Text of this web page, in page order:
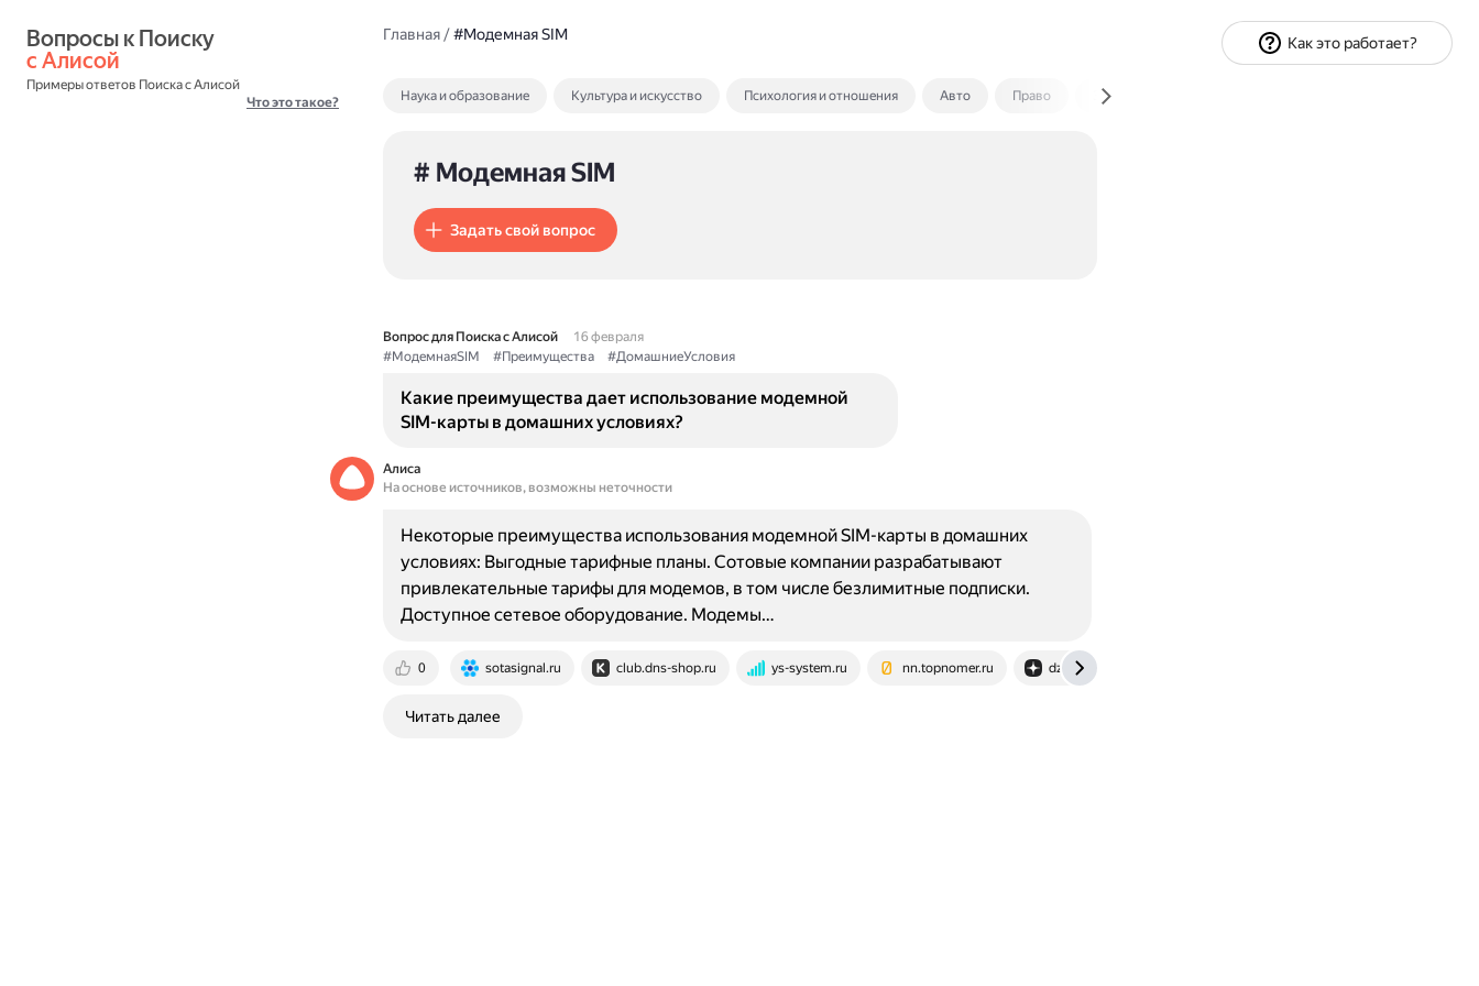
с Алисой
Примеры ответов Поиска с Алисой
Что это такое?
Главная/#Модемная SIM
Наука и образование Культура и искусство Психология и отношения Авто Право Экономика и финансы
# Модемная SIM
Задать свой вопрос
Вопрос для Поиска с Алисой
16 февраля
#МодемнаяSIM
#Преимущества #ДомашниеУсловия
Какие преимущества дает использование модемной
SIM-карты в домашних условиях?
Алиса
На основе источников, возможны неточности
0 sotasignal.ru club.dns-shop.ru ys-system.ru nn.topnomer.ru dzen.ru
Некоторые преимущества использования модемной SIM-карты в домашних
условиях: Выгодные тарифные планы. Сотовые компании разрабатывают
привлекательные тарифы для модемов, в том числе безлимитные подписки.
Доступное сетевое оборудование. Модемы…
Читать далее
Как это работает?